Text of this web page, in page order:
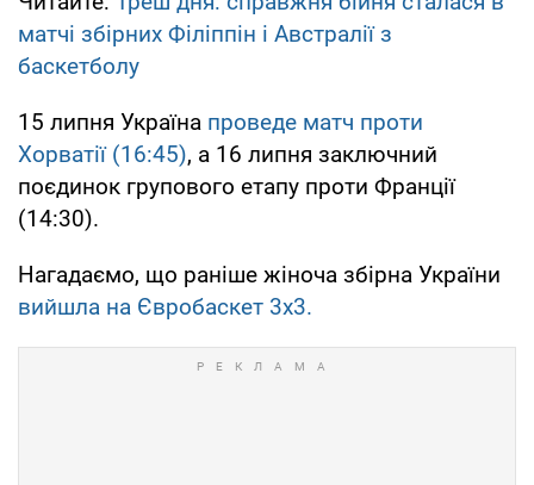
матчі збірних Філіппін і Австралії з
баскетболу
15 липня Україна проведе матч проти
Хорватії (16:45), а 16 липня заключний
поєдинок групового етапу проти Франції
(14:30).
Нагадаємо, що раніше жіноча збірна України
вийшла на Євробаскет 3х3.